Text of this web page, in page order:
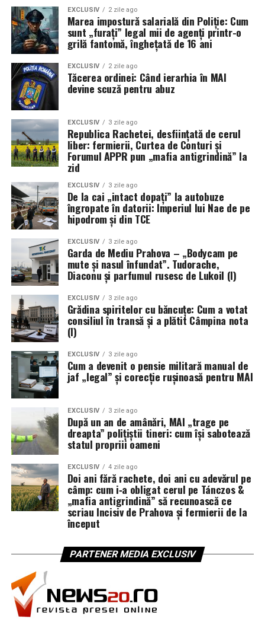
EXCLUSIV 2 zile ago
Marea impostură salarială din Poliție: Cum
sunt „furați” legal mii de agenți printr-o
grilă fantomă, înghețată de 16 ani
EXCLUSIV 2 zile ago
Tăcerea ordinei: Când ierarhia în MAI
devine scuză pentru abuz
EXCLUSIV 3 zile ago
Republica Rachetei, desființată de cerul
liber: fermierii, Curtea de Conturi și
Forumul APPR pun „mafia antigrindină” la
zid
EXCLUSIV 3 zile ago
De la cai „intact dopați” la autobuze
îngropate în datorii: Imperiul lui Nae de pe
hipodrom și din TCE
EXCLUSIV 3 zile ago
Garda de Mediu Prahova – „Bodycam pe
mute și nasul înfundat”. Tudorache,
Diaconu și parfumul rusesc de Lukoil (I)
EXCLUSIV 3 zile ago
Grădina spiritelor cu băncuțe: Cum a votat
consiliul în transă și a plătit Câmpina nota
(I)
EXCLUSIV 3 zile ago
Cum a devenit o pensie militară manual de
jaf „legal” și corecție rușinoasă pentru MAI
EXCLUSIV 3 zile ago
După un an de amânări, MAI „trage pe
dreapta” polițiștii tineri: cum își sabotează
statul propriii oameni
EXCLUSIV 4 zile ago
Doi ani fără rachete, doi ani cu adevărul pe
câmp: cum i‑a obligat cerul pe Tánczos &
„mafia antigrindină” să recunoască ce
scriau Incisiv de Prahova și fermierii de la
început
PARTENER MEDIA EXCLUSIV